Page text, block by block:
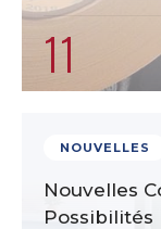
11
NOUVELLES
Nouvelles
Possibilités